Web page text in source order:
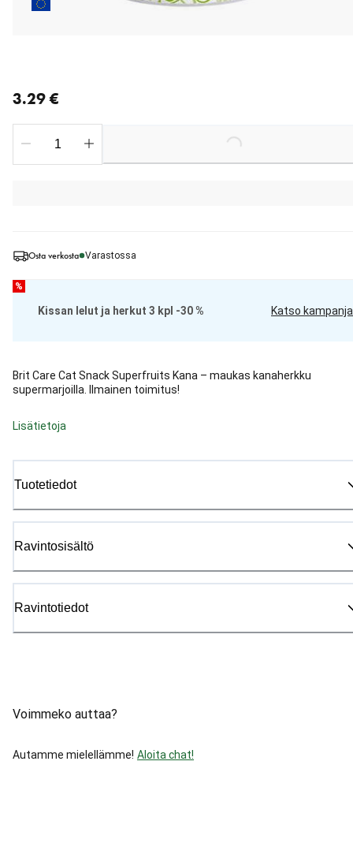
Osta verkosta Varastossa
%
Kissan lelut ja herkut 3 kpl -30 % Katso kampanja
Brit Care Cat Snack Superfruits Kana – maukas kanaherkku
supermarjoilla. Ilmainen toimitus!
Lisätietoja
Tuotetiedot
Ravintosisältö
Ravintotiedot
Voimmeko auttaa?
Autamme mielellämme! Aloita chat!
3.29 €
Loading...